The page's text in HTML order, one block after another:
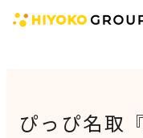
提供サービス
ぴっぴ名取